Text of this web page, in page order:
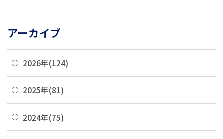
アーカイブ
2026年(124)
08月(3)
07月(21)
2025年(81)
12月(8)
11月(22)
2024年(75)